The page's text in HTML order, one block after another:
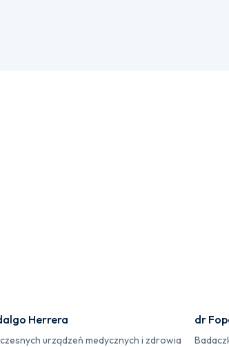
Herrera
urządzeń medycznych i zdrowia
dr